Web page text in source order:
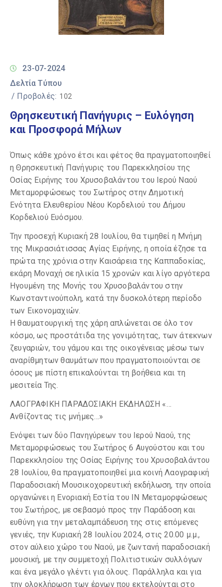
23-07-2024
Δελτία Τύπου
/ Προβολές: 102
Θρησκευτική Πανήγυρις – Ευλόγηση
και Προσφορά Μήλων
Όπως κάθε χρόνο έτσι και φέτος θα πραγματοποιηθεί
η Θρησκευτική Πανήγυρις του Παρεκκλησίου της
Οσίας Ειρήνης του Χρυσοβαλάντου του Ιερού Ναού
Μεταμορφώσεως του Σωτήρος στην Δημοτική
Ενότητα Ελευθερίου Νέου Κορδελιού του Δήμου
Κορδελιού Ευόσμου.
Την προσεχή Κυριακή 28 Ιουλίου, θα τιμηθεί η Μνήμη
της Μικρασιάτισσας Αγίας Ειρήνης, η οποία έζησε τα
πρώτα της χρόνια στην Καισάρεια της Καππαδοκίας,
εκάρη Μοναχή σε ηλικία 15 χρονών και λίγο αργότερα
Ηγουμένη της Μονής του Χρυσοβαλάντου στην
Κωνσταντινούπολη, κατά την δυσκολότερη περίοδο
των Εικονομαχιών.
Η θαυματουργική της χάρη απλώνεται σε όλο τον
κόσμο, ως προστάτιδα της γονιμότητας, των άτεκνων
ζευγαριών, του γάμου και της οικογένειας μέσω των
αναρίθμητων θαυμάτων που πραγματοποιούνται σε
όσους με πίστη επικαλούνται τη βοήθεια και τη
μεσιτεία Της.
ΛΑΟΓΡΑΦΙΚΗ ΠΑΡΑΔΟΣΙΑΚΗ ΕΚΔΗΛΩΣΗ «…
Ανθίζοντας τις μνήμες…»
Ενόψει των δύο Πανηγύρεων του Ιερού Ναού, της
Μεταμορφώσεως του Σωτήρος 6 Αυγούστου και του
Παρεκκλησίου της Οσίας Ειρήνης του Χρυσοβαλάντου
28 Ιουλίου, θα πραγματοποιηθεί μια κοινή Λαογραφική
Παραδοσιακή Μουσικοχορευτική εκδήλωση, την οποία
οργανώνει η Ενοριακή Εστία του ΙΝ Μεταμορφώσεως
του Σωτήρος, με σεβασμό προς την Παράδοση και
ευθύνη για την μεταλαμπάδευση της στις επόμενες
γενιές, την Κυριακή 28 Ιουλίου 2024, στις 20.00 μ.μ.,
στον αύλειο χώρο του Ναού, με ζωντανή παραδοσιακή
μουσική, με την συμμετοχή Πολιτιστικών συλλόγων
και ένα μεγάλο γλέντι για όλους. Παράλληλα και για
την ολοκλήρωση των έργων που εκτελούνται στο